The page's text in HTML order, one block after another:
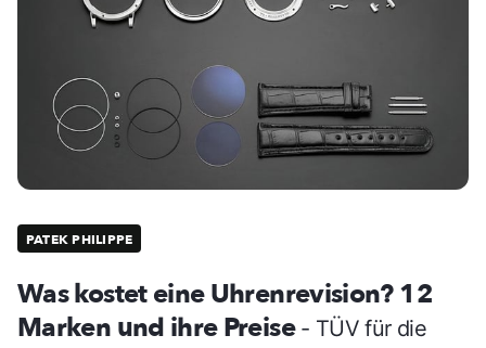
PATEK PHILIPPE
Was kostet eine Uhrenrevision? 12
Marken und ihre Preise - TÜV für die